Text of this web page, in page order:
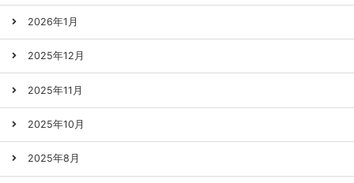
2026年1月
2025年12月
2025年11月
2025年10月
2025年8月